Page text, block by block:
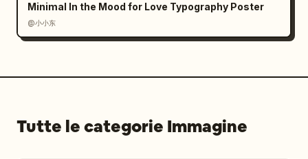
Minimal In the Mood for Love Typography Poster
@小小东
Tutte le categorie Immagine